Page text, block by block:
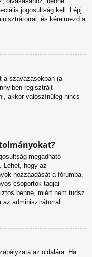
jogosultság kell. Lépj
és kérelmezd a
a szavazásokban (a
regisztrált
akkor valószínűleg nincs
megadható
Lehet, hogy az
hozzáadását a fórumba,
csoportok tagjai
benne, miért nem tudsz
adminisztrátorral.
az oldalára. Ha